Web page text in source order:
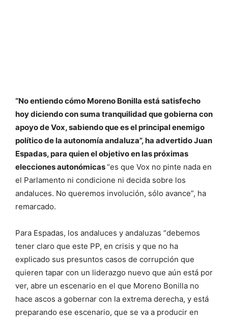
“No entiendo cómo Moreno Bonilla está satisfecho
hoy diciendo con suma tranquilidad que gobierna con
apoyo de Vox, sabiendo que es el principal enemigo
político de la autonomía andaluza”, ha advertido Juan
Espadas, para quien el objetivo en las próximas
elecciones autonómicas“es que Vox no pinte nada en
el Parlamento ni condicione ni decida sobre los
andaluces. No queremos involución, sólo avance”, ha
remarcado.
Para Espadas, los andaluces y andaluzas “debemos
tener claro que este PP, en crisis y que no ha
explicado sus presuntos casos de corrupción que
quieren tapar con un liderazgo nuevo que aún está por
ver, abre un escenario en el que Moreno Bonilla no
hace ascos a gobernar con la extrema derecha, y está
preparando ese escenario, que se va a producir en